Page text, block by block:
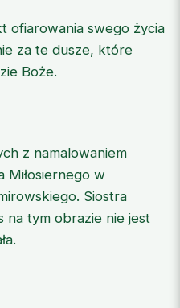
ofiarowania swego życia
za te dusze, które
Boże.
z namalowaniem
Miłosiernego w
Siostra
na tym obrazie nie jest